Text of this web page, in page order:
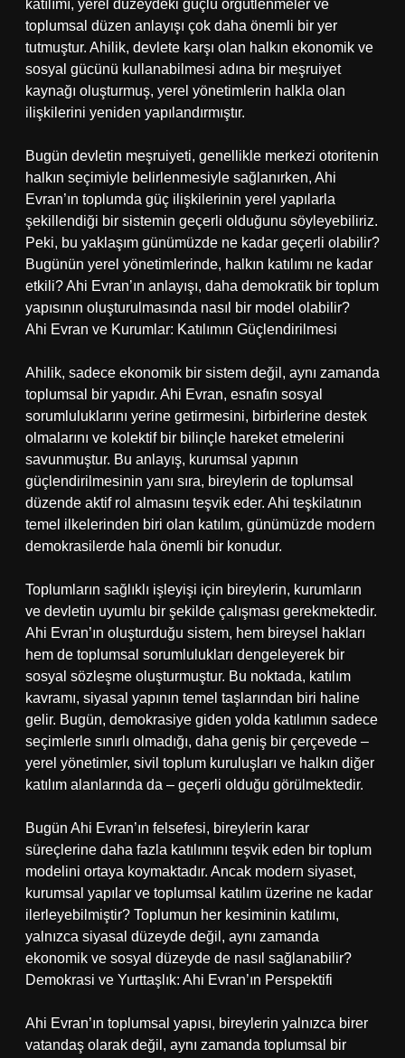
katılımı, yerel düzeydeki güçlü örgütlenmeler ve
toplumsal düzen anlayışı çok daha önemli bir yer
tutmuştur. Ahilik, devlete karşı olan halkın ekonomik ve
sosyal gücünü kullanabilmesi adına bir meşruiyet
kaynağı oluşturmuş, yerel yönetimlerin halkla olan
ilişkilerini yeniden yapılandırmıştır.
Bugün devletin meşruiyeti, genellikle merkezi otoritenin
halkın seçimiyle belirlenmesiyle sağlanırken, Ahi
Evran’ın toplumda güç ilişkilerinin yerel yapılarla
şekillendiği bir sistemin geçerli olduğunu söyleyebiliriz.
Peki, bu yaklaşım günümüzde ne kadar geçerli olabilir?
Bugünün yerel yönetimlerinde, halkın katılımı ne kadar
etkili? Ahi Evran’ın anlayışı, daha demokratik bir toplum
yapısının oluşturulmasında nasıl bir model olabilir?
Ahi Evran ve Kurumlar: Katılımın Güçlendirilmesi
Ahilik, sadece ekonomik bir sistem değil, aynı zamanda
toplumsal bir yapıdır. Ahi Evran, esnafın sosyal
sorumluluklarını yerine getirmesini, birbirlerine destek
olmalarını ve kolektif bir bilinçle hareket etmelerini
savunmuştur. Bu anlayış, kurumsal yapının
güçlendirilmesinin yanı sıra, bireylerin de toplumsal
düzende aktif rol almasını teşvik eder. Ahi teşkilatının
temel ilkelerinden biri olan katılım, günümüzde modern
demokrasilerde hala önemli bir konudur.
Toplumların sağlıklı işleyişi için bireylerin, kurumların
ve devletin uyumlu bir şekilde çalışması gerekmektedir.
Ahi Evran’ın oluşturduğu sistem, hem bireysel hakları
hem de toplumsal sorumlulukları dengeleyerek bir
sosyal sözleşme oluşturmuştur. Bu noktada, katılım
kavramı, siyasal yapının temel taşlarından biri haline
gelir. Bugün, demokrasiye giden yolda katılımın sadece
seçimlerle sınırlı olmadığı, daha geniş bir çerçevede –
yerel yönetimler, sivil toplum kuruluşları ve halkın diğer
katılım alanlarında da – geçerli olduğu görülmektedir.
Bugün Ahi Evran’ın felsefesi, bireylerin karar
süreçlerine daha fazla katılımını teşvik eden bir toplum
modelini ortaya koymaktadır. Ancak modern siyaset,
kurumsal yapılar ve toplumsal katılım üzerine ne kadar
ilerleyebilmiştir? Toplumun her kesiminin katılımı,
yalnızca siyasal düzeyde değil, aynı zamanda
ekonomik ve sosyal düzeyde de nasıl sağlanabilir?
Demokrasi ve Yurttaşlık: Ahi Evran’ın Perspektifi
Ahi Evran’ın toplumsal yapısı, bireylerin yalnızca birer
vatandaş olarak değil, aynı zamanda toplumsal bir